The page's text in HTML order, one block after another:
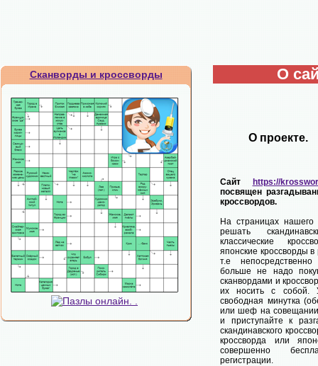
Сканворды и кроссворды О
О проекте.
Сайт
https://
посвящен
кроссвордов.
На страницах
решать
классические
японские кроссворды
т.е
больше не надо
сканвордами и
их носить с собой.
свободная минутка
или шеф на
и приступайте к
скандинавского
кроссворда или
совершенно
регистрации.